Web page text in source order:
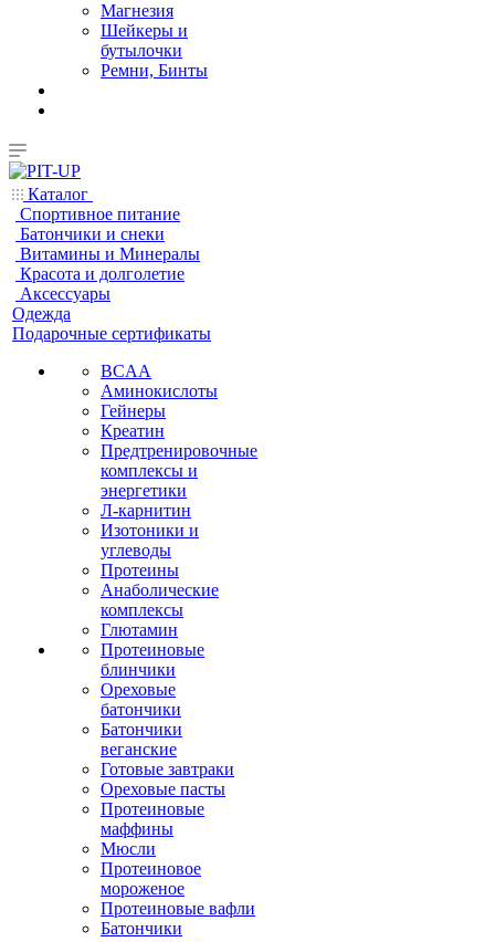
Магнезия
Шейкеры и
бутылочки
Ремни, Бинты
Каталог
Спортивное питание
Батончики и снеки
Витамины и Минералы
Красота и долголетие
Аксессуары
Одежда
Подарочные сертификаты
BCAA
Аминокислоты
Гейнеры
Креатин
Предтренировочные
комплексы и
энергетики
Л-карнитин
Изотоники и
углеводы
Протеины
Анаболические
комплексы
Глютамин
Протеиновые
блинчики
Ореховые
батончики
Батончики
веганские
Готовые завтраки
Ореховые пасты
Протеиновые
маффины
Мюсли
Протеиновое
мороженое
Протеиновые вафли
Батончики